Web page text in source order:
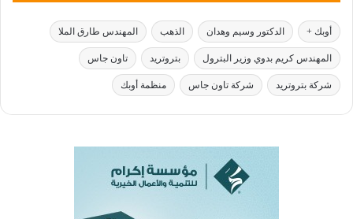
أوبك + الدكتور وسيم وهدان الذهب المهندس طارق الملا
المهندس كريم بدوي وزير البترول بتروتريد تاون جاس
شركة بتروتريد شركة تاون جاس منظمة أوبك